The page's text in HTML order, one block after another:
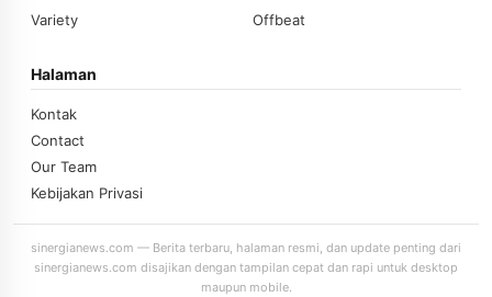
Variety
Offbeat
Halaman
Kontak
Contact
Our Team
Kebijakan Privasi
sinergianews.com — Berita terbaru, halaman resmi, dan update penting dari
sinergianews.com disajikan dengan tampilan cepat dan rapi untuk desktop
maupun mobile.